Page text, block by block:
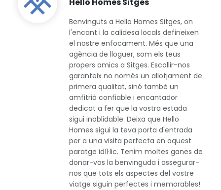
Hello Homes Sitges
Benvinguts a Hello Homes Sitges, on
l'encant i la calidesa locals defineixen
el nostre enfocament. Més que una
agència de lloguer, som els teus
propers amics a Sitges. Escollir-nos
garanteix no només un allotjament de
primera qualitat, sinó també un
amfitrió confiable i encantador
dedicat a fer que la vostra estada
sigui inoblidable. Deixa que Hello
Homes sigui la teva porta d'entrada
per a una visita perfecta en aquest
paratge idíl·lic. Tenim moltes ganes de
donar-vos la benvinguda i assegurar-
nos que tots els aspectes del vostre
viatge siguin perfectes i memorables!